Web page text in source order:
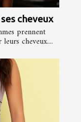
cheveux
prennent
cheveux....